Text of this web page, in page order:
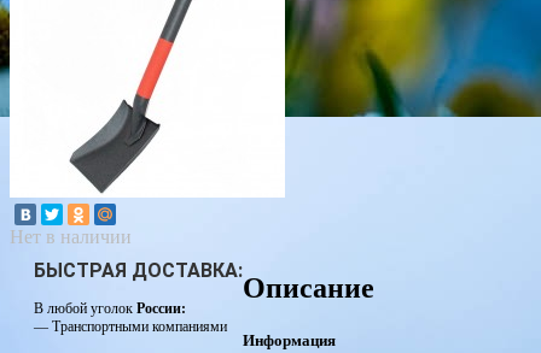
Нет в наличии
БЫСТРАЯ ДОСТАВКА:
В любой уголок России:
— Транспортными компаниями
Описание
Информация